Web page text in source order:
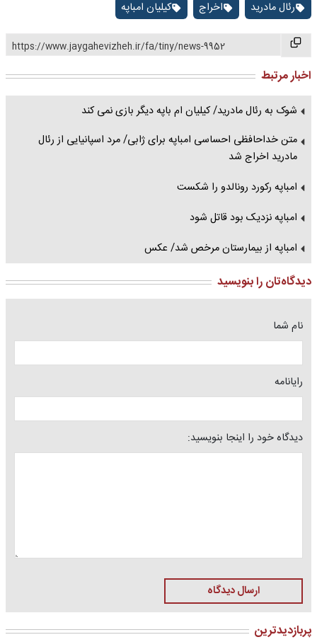
رئال مادرید اخراج کیلیان امباپه
https://www.jaygahevizheh.ir/fa/tiny/news-9952
اخبار مرتبط
شوک به رئال مادرید/ کیلیان ام باپه دیگر بازی نمی کند
متن خداحافظی احساسی امباپه برای ژابی/ مرد اسپانیایی از رئال
مادرید اخراج شد
امباپه رکورد رونالدو را شکست
امباپه نزدیک بود قاتل شود
امباپه از بیمارستان مرخص شد/ عکس
دیدگاه‌تان را بنویسید
نام شما
رایانامه
دیدگاه خود را اینجا بنویسید:
ارسال دیدگاه
پربازدیدترین